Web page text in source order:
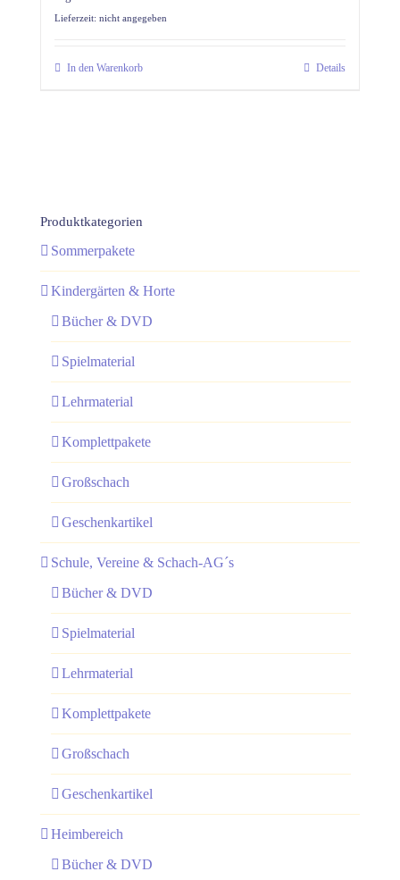
Lieferzeit: nicht angegeben
In den Warenkorb Details
Produktkategorien
Sommerpakete
Kindergärten & Horte
Bücher & DVD
Spielmaterial
Lehrmaterial
Komplettpakete
Großschach
Geschenkartikel
Schule, Vereine & Schach-AG´s
Bücher & DVD
Spielmaterial
Lehrmaterial
Komplettpakete
Großschach
Geschenkartikel
Heimbereich
Bücher & DVD